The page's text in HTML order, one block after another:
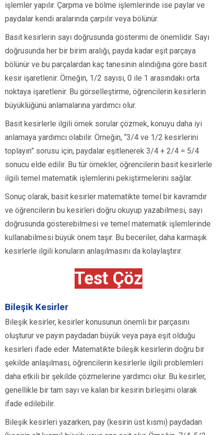
işlemler yapılır. Çarpma ve bölme işlemlerinde ise paylar ve
paydalar kendi aralarında çarpılır veya bölünür.
Basit kesirlerin sayı doğrusunda gösterimi de önemlidir. Sayı
doğrusunda her bir birim aralığı, payda kadar eşit parçaya
bölünür ve bu parçalardan kaç tanesinin alındığına göre basit
kesir işaretlenir. Örneğin, 1/2 sayısı, 0 ile 1 arasındaki orta
noktaya işaretlenir. Bu görselleştirme, öğrencilerin kesirlerin
büyüklüğünü anlamalarına yardımcı olur.
Basit kesirlerle ilgili örnek sorular çözmek, konuyu daha iyi
anlamaya yardımcı olabilir. Örneğin, “3/4 ve 1/2 kesirlerini
toplayın” sorusu için, paydalar eşitlenerek 3/4 + 2/4 = 5/4
sonucu elde edilir. Bu tür örnekler, öğrencilerin basit kesirlerle
ilgili temel matematik işlemlerini pekiştirmelerini sağlar.
Sonuç olarak, basit kesirler matematikte temel bir kavramdır
ve öğrencilerin bu kesirleri doğru okuyup yazabilmesi, sayı
doğrusunda gösterebilmesi ve temel matematik işlemlerinde
kullanabilmesi büyük önem taşır. Bu beceriler, daha karmaşık
kesirlerle ilgili konuların anlaşılmasını da kolaylaştırır.
Test Çöz
Bileşik Kesirler
Bileşik kesirler, kesirler konusunun önemli bir parçasını
oluşturur ve payın paydadan büyük veya paya eşit olduğu
kesirleri ifade eder. Matematikte bileşik kesirlerin doğru bir
şekilde anlaşılması, öğrencilerin kesirlerle ilgili problemleri
daha etkili bir şekilde çözmelerine yardımcı olur. Bu kesirler,
genellikle bir tam sayı ve kalan bir kesirin birleşimi olarak
ifade edilebilir.
Bileşik kesirleri yazarken, pay (kesirin üst kısmı) paydadan